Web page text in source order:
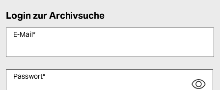
Login zur Archivsuche
E-Mail*
Passwort*